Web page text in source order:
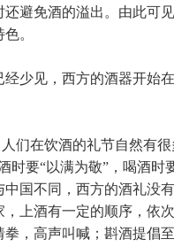
避免酒的溢出。由此可
。
少见，西方的酒器开始
们在饮酒的礼节自然有
时要“以满为敬”，喝酒
国不同，西方的酒礼没
上酒有一定的顺序，依
，高声叫喊；斟酒提倡